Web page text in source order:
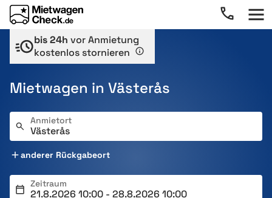
bis 24h vor Anmietung
kostenlos stornieren
Mietwagen in Västerås
Anmietort
anderer Rückgabeort
Zeitraum